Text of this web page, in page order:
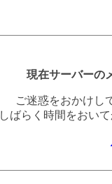
現在サーバーの
ご迷惑をおかけし
しばらく時間をおい